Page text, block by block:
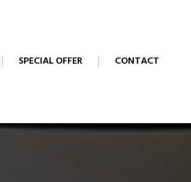
SPECIAL OFFER CONTACT